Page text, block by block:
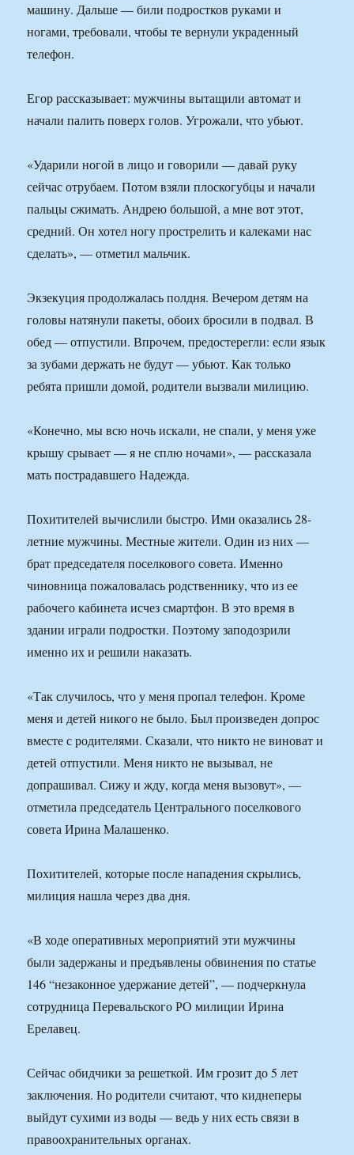
машину. Дальше — били подростков руками и
ногами, требовали, чтобы те вернули украденный
телефон.
Егор рассказывает: мужчины вытащили автомат и
начали палить поверх голов. Угрожали, что убьют.
«Ударили ногой в лицо и говорили — давай руку
сейчас отрубаем. Потом взяли плоскогубцы и начали
пальцы сжимать. Андрею большой, а мне вот этот,
средний. Он хотел ногу прострелить и калеками нас
сделать», — отметил мальчик.
Экзекуция продолжалась полдня. Вечером детям на
головы натянули пакеты, обоих бросили в подвал. В
обед — отпустили. Впрочем, предостерегли: если язык
за зубами держать не будут — убьют. Как только
ребята пришли домой, родители вызвали милицию.
«Конечно, мы всю ночь искали, не спали, у меня уже
крышу срывает — я не сплю ночами», — рассказала
мать пострадавшего Надежда.
Похитителей вычислили быстро. Ими оказались 28-
летние мужчины. Местные жители. Один из них —
брат председателя поселкового совета. Именно
чиновница пожаловалась родственнику, что из ее
рабочего кабинета исчез смартфон. В это время в
здании играли подростки. Поэтому заподозрили
именно их и решили наказать.
«Так случилось, что у меня пропал телефон. Кроме
меня и детей никого не было. Был произведен допрос
вместе с родителями. Сказали, что никто не виноват и
детей отпустили. Меня никто не вызывал, не
допрашивал. Сижу и жду, когда меня вызовут», —
отметила председатель Центрального поселкового
совета Ирина Малашенко.
Похитителей, которые после нападения скрылись,
милиция нашла через два дня.
«В ходе оперативных мероприятий эти мужчины
были задержаны и предъявлены обвинения по статье
146 “незаконное удержание детей”, — подчеркнула
сотрудница Перевальского РО милиции Ирина
Ерелавец.
Сейчас обидчики за решеткой. Им грозит до 5 лет
заключения. Но родители считают, что киднеперы
выйдут сухими из воды — ведь у них есть связи в
правоохранительных органах.